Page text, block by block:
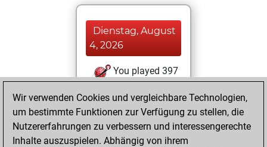
Dienstag, August
4, 2026
You played 397
You scored
+164 =28 -205 in
blitz
Wir verwenden Cookies und vergleichbare Technologien,
um bestimmte Funktionen zur Verfügung zu stellen, die
Nutzererfahrungen zu verbessern und interessengerechte
Inhalte auszuspielen. Abhängig von ihrem